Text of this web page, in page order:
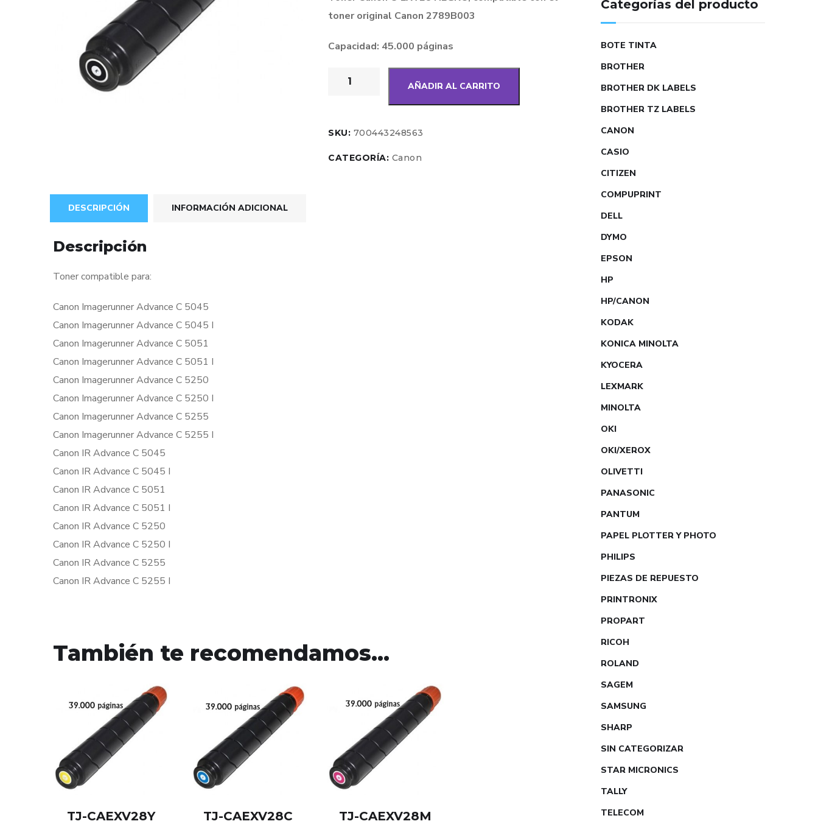
toner original Canon 2789B003
Capacidad: 45.000 páginas
AÑADIR AL CARRITO
SKU: 700443248563
CATEGORÍA: Canon
DESCRIPCIÓN INFORMACIÓN ADICIONAL
Descripción
Toner compatible para:
Canon Imagerunner Advance C 5045
Canon Imagerunner Advance C 5045 I
Canon Imagerunner Advance C 5051
Canon Imagerunner Advance C 5051 I
Canon Imagerunner Advance C 5250
Canon Imagerunner Advance C 5250 I
Canon Imagerunner Advance C 5255
Canon Imagerunner Advance C 5255 I
Canon IR Advance C 5045
Canon IR Advance C 5045 I
Canon IR Advance C 5051
Canon IR Advance C 5051 I
Canon IR Advance C 5250
Canon IR Advance C 5250 I
Canon IR Advance C 5255
Canon IR Advance C 5255 I
También te recomendamos…
TJ-CAEXV28Y
TJ-CAEXV28C
TJ-CAEXV28M
Categorías del producto
BOTE TINTA
BROTHER
BROTHER DK LABELS
BROTHER TZ LABELS
CANON
CASIO
CITIZEN
COMPUPRINT
DELL
DYMO
EPSON
HP
HP/CANON
KODAK
KONICA MINOLTA
KYOCERA
LEXMARK
MINOLTA
OKI
OKI/XEROX
OLIVETTI
PANASONIC
PANTUM
PAPEL PLOTTER Y PHOTO
PHILIPS
PIEZAS DE REPUESTO
PRINTRONIX
PROPART
RICOH
ROLAND
SAGEM
SAMSUNG
SHARP
SIN CATEGORIZAR
STAR MICRONICS
TALLY
TELECOM